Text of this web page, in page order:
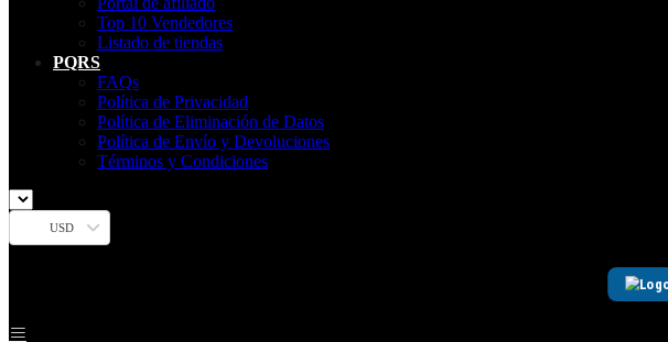
Top 10 Vendedores
Listado de tiendas
PQRS
FAQs
Política de Privacidad
Política de Eliminación de Datos
Política de Envío y Devoluciones
Términos y Condiciones
USD